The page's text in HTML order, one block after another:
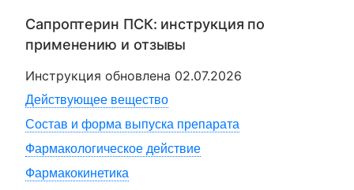
Сапроптерин ПСК: инструкция по
применению и отзывы
Инструкция обновлена 02.07.2026
Действующее вещество
Состав и форма выпуска препарата
Фармакологическое действие
Фармакокинетика